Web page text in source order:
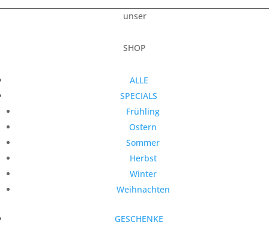
unser
SHOP
ALLE
SPECIALS
Frühling
Ostern
Sommer
Herbst
Winter
Weihnachten
GESCHENKE